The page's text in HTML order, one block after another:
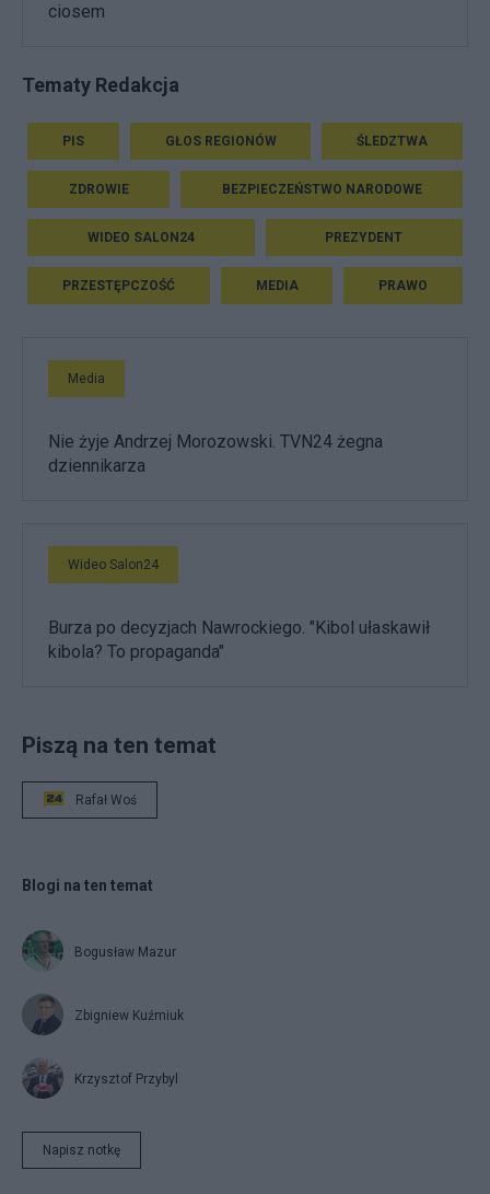
ciosem
Tematy Redakcja
PIS GŁOS REGIONÓW ŚLEDZTWA
ZDROWIE BEZPIECZEŃSTWO NARODOWE
WIDEO SALON24 PREZYDENT
PRZESTĘPCZOŚĆ MEDIA PRAWO
Media
Nie żyje Andrzej Morozowski. TVN24 żegna
dziennikarza
Wideo Salon24
Burza po decyzjach Nawrockiego. "Kibol ułaskawił
kibola? To propaganda"
Piszą na ten temat
Rafał Woś
Blogi na ten temat
Bogusław Mazur
Zbigniew Kuźmiuk
Krzysztof Przybyl
Napisz notkę